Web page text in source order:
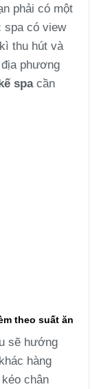
phải có một
spa có view
thu hút và
phương
spa cần
theo suất ăn
sẽ hướng
hàng
chân